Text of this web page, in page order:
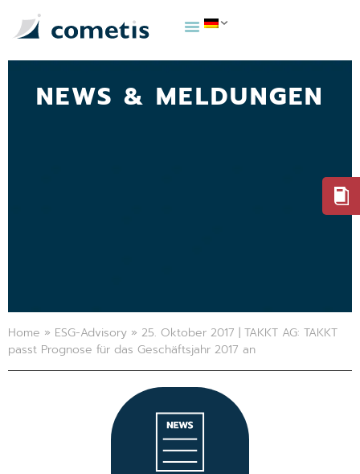
NEWS & MELDUNGEN
Home » ESG-Advisory » 25. Oktober 2017 | TAKKT AG: TAKKT
passt Prognose für das Geschäftsjahr 2017 an